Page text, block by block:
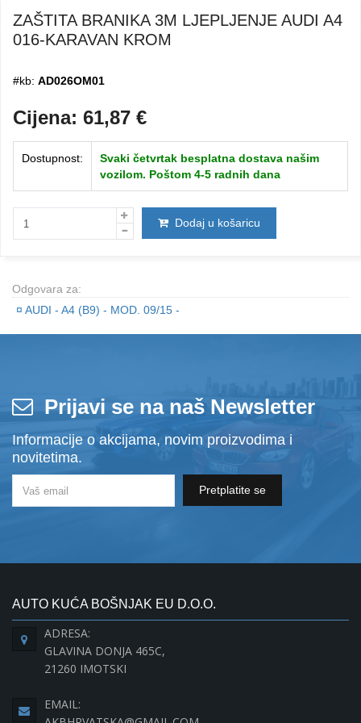
ZAŠTITA BRANIKA 3M LJEPLJENJE AUDI A4
016-KARAVAN KROM
#kb: AD026OM01
Cijena: 61,87 €
Dostupnost:
Svaki četvrtak besplatna dostava našim
vozilom. Poštom 4-5 radnih dana
Dodaj u košaricu
Odgovara za:
¤ AUDI - A4 (B9) - MOD. 09/15 -
Prijavi se na naš Newsletter
Informacije o akcijama, novim proizvodima i
novitetima.
Pretplatite se
AUTO KUĆA BOŠNJAK EU D.O.O.
ADRESA:
GLAVINA DONJA 465C,
21260 IMOTSKI
EMAIL: